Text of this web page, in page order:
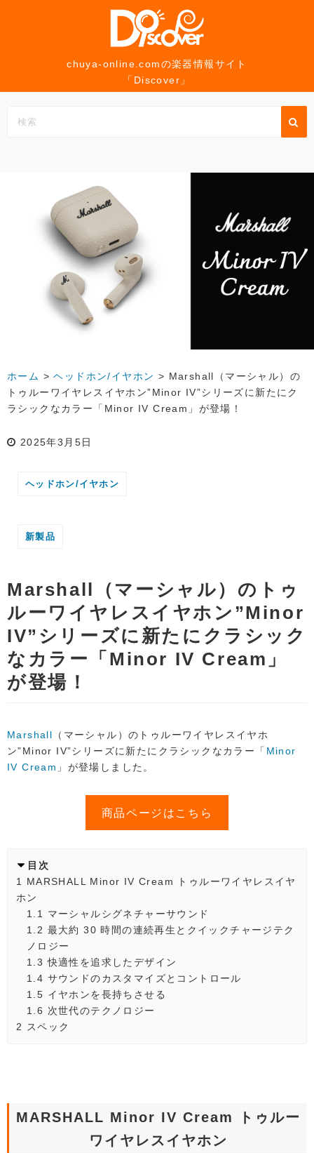
chuya-online.comの楽器情報サイト
「Discover」
ホーム >ヘッドホン/イヤホン > Marshall（マーシャル）の
トゥルーワイヤレスイヤホン”Minor IV”シリーズに新たにク
ラシックなカラー「Minor IV Cream」が登場！
2025年3月5日
ヘッドホン/イヤホン
新製品
Marshall（マーシャル）のトゥ
ルーワイヤレスイヤホン”Minor
IV”シリーズに新たにクラシック
なカラー「Minor IV Cream」
が登場！
Marshall （マーシャル）のトゥルーワイヤレスイヤホ
ン”Minor IV”シリーズに新たにクラシックなカラー「 Minor
IV Cream 」が登場しました。
商品ページはこちら
目次
1 MARSHALL Minor IV Cream トゥルーワイヤレスイヤ
ホン
1.1 マーシャルシグネチャーサウンド
1.2 最大約 30 時間の連続再生とクイックチャージテク
ノロジー
1.3快適性を追求したデザイン
1.4 サウンドのカスタマイズとコントロール
1.5 イヤホンを長持ちさせる
1.6 次世代のテクノロジー
2
スペック
MARSHALL Minor IV Cream トゥルー
ワイヤレスイヤホン